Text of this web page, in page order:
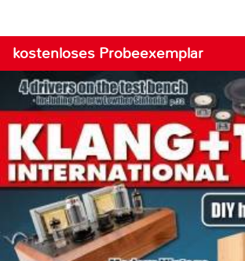
kostenloses Probeexemplar